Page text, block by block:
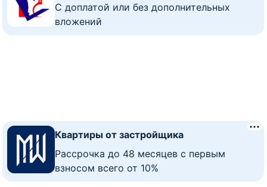
C доплатой или без дополнительных
вложений
Квартиры от застройщика
Рассрочка до 48 месяцев с первым
взносом всего от 10%